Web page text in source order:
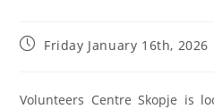
Friday January 16th, 2026
Volunteers Centre Skopje is